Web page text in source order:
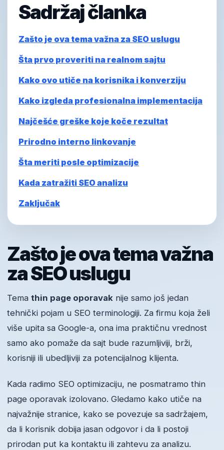
Sadržaj članka
Zašto je ova tema važna za SEO uslugu
Šta prvo proveriti na realnom sajtu
Kako ovo utiče na korisnika i konverziju
Kako izgleda profesionalna implementacija
Najčešće greške koje koče rezultat
Prirodno interno linkovanje
Šta meriti posle optimizacije
Kada zatražiti SEO analizu
Zaključak
Zašto je ova tema važna
za SEO uslugu
Tema thin page oporavak nije samo još jedan
tehnički pojam u SEO terminologiji. Za firmu koja želi
više upita sa Google-a, ona ima praktičnu vrednost
samo ako pomaže da sajt bude razumljiviji, brži,
korisniji ili ubedljiviji za potencijalnog klijenta.
Kada radimo SEO optimizaciju, ne posmatramo thin
page oporavak izolovano. Gledamo kako utiče na
najvažnije stranice, kako se povezuje sa sadržajem,
da li korisnik dobija jasan odgovor i da li postoji
prirodan put ka kontaktu ili zahtevu za analizu.